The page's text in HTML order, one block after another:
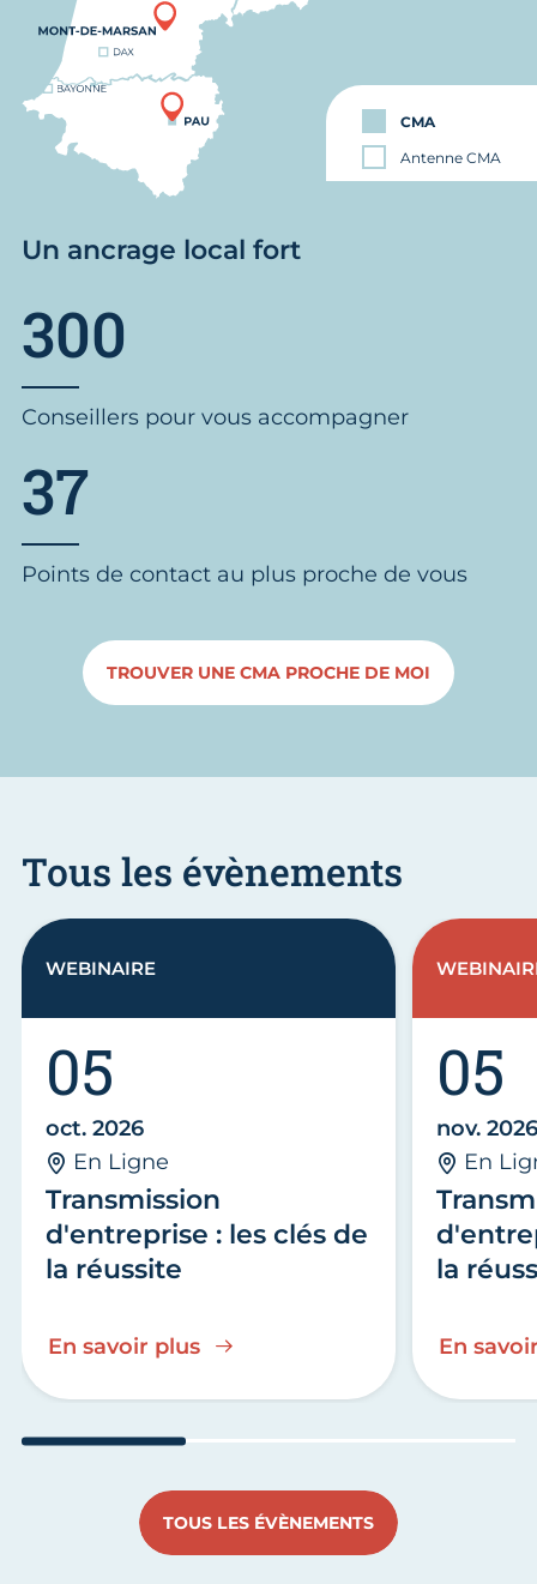
CMA
Antenne CMA
Un ancrage local fort
300
Conseillers pour vous accompagner
37
Points de contact au plus proche de vous
TROUVER UNE CMA PROCHE DE MOI
Tous les évènements
Transmission
d'entreprise : les clés de
la réussite
05
oct. 2026
En Ligne
En savoir plus
WEBINAIRE
la
05
nov. 2026
En
En
TOUS LES ÉVÈNEMENTS